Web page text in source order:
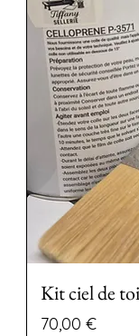
Kit ciel de
Preço
70,00 €